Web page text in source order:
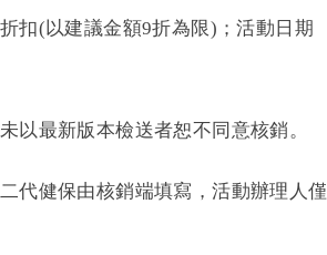
扣(以建議金額9折為限)；活動日期
以最新版本檢送者恕不同意核銷。
代健保由核銷端填寫，活動辦理人僅